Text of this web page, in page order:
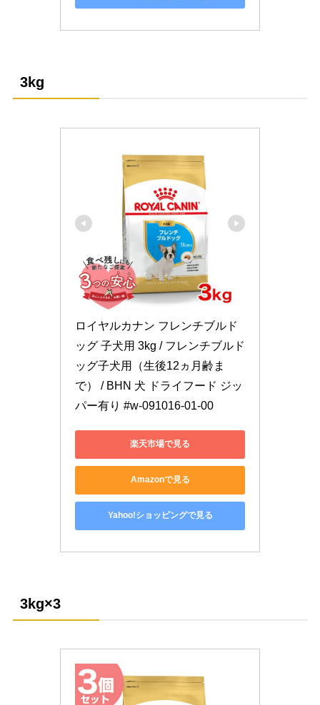
3kg
ロイヤルカナン フレンチブルド
ッグ 子犬用 3kg / フレンチブルド
ッグ子犬用（生後12ヵ月齢ま
で） / BHN 犬 ドライフード ジッ
パー有り #w-091016-01-00
楽天市場で見る
Amazonで見る
Yahoo!ショッピングで見る
3kg×3